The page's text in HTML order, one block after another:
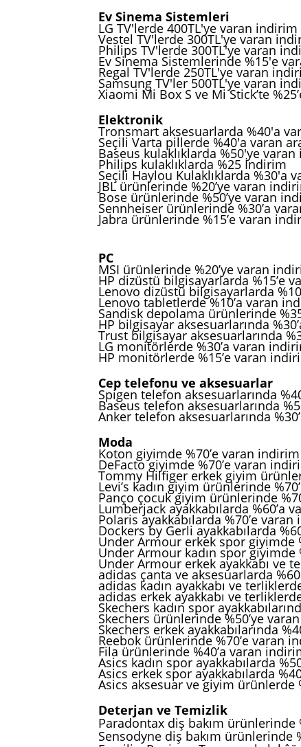
Ev Sinema Sistemleri
LG TV'lerde 400TL'ye varan indirim
Vestel TV'lerde 300TL'ye varan
Philips TV'lerde 300TL'ye varan
Ev Sinema Sistemlerinde %15'e
Regal TV'lerde 250TL'ye varan
Samsung TV'ler 500TL'ye varan
Xiaomi Mi Box S ve Mi Stick’te
Elektronik
Tronsmart aksesuarlarda %40'a
Seçili Varta pillerde %40'a varan
Baseus kulaklıklarda %50'ye
Philips kulaklıklarda %25 İndirim
Seçili Haylou Kulaklıklarda %30'a
JBL ürünlerinde %20’ye varan
Bose ürünlerinde %50’ye varan
Sennheiser ürünlerinde %30’a
Jabra ürünlerinde %15’e varan
PC
MSI ürünlerinde %20’ye varan
HP dizüstü bilgisayarlarda %15’e
Lenovo dizüstü bilgisayarlarda
Lenovo tabletlerde %10’a varan
Sandisk depolama ürünlerinde
HP bilgisayar aksesuarlarında
Trust bilgisayar aksesuarlarında
LG monitörlerde %30’a varan
HP monitörlerde %15’e varan
Cep telefonu ve aksesuarlar
Spigen telefon aksesuarlarında
Baseus telefon aksesuarlarında
Anker telefon aksesuarlarında
Moda
Koton giyimde %70’e varan indirim
DeFacto giyimde %70’e varan
Tommy Hilfiger erkek giyim
Levi’s kadın giyim ürünlerinde
Panço çocuk giyim ürünlerinde
Lumberjack ayakkabılarda %60’a
Polaris ayakkabılarda %70’e
Dockers by Gerli ayakkabılarda
Under Armour erkek spor giyimde
Under Armour kadın spor giyimde
Under Armour erkek ayakkabı ve
adidas çanta ve aksesuarlarda
adidas kadın ayakkabı ve
adidas erkek ayakkabı ve
Skechers kadın spor
Skechers ürünlerinde %50’ye
Skechers erkek ayakkabılarında
Reebok ürünlerinde %70’e varan
Fila ürünlerinde %40’a varan
Asics kadın spor ayakkabılarda
Asics erkek spor ayakkabılarda
Asics aksesuar ve giyim ürünlerde
Deterjan ve Temizlik
Paradontax diş bakım
Sensodyne diş bakım ürünlerinde